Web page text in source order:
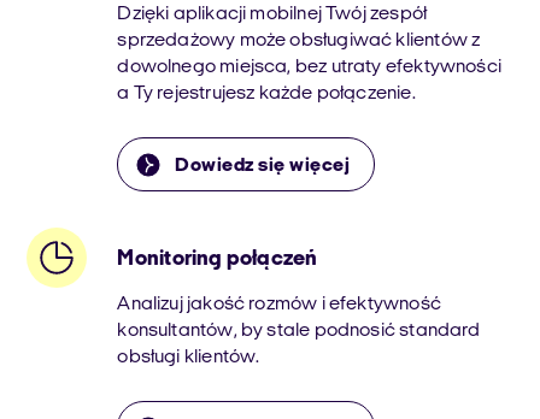
Dzięki aplikacji mobilnej Twój zespół
sprzedażowy może obsługiwać klientów z
dowolnego miejsca, bez utraty efektywności
a Ty rejestrujesz każde połączenie.
Dowiedz się więcej
Monitoring połączeń
Analizuj jakość rozmów i efektywność
konsultantów, by stale podnosić standard
obsługi klientów.